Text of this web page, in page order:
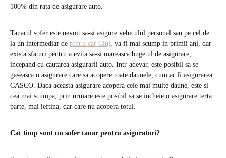
100% din rata de asigurare auto.
Tanarul sofer este nevoit sa-si asigure vehiculul personal sau pe cel de
la un intermediar de rent a car Cluj, va fi mai scump in primii ani, dar
exista sfaturi pentru a evita sa-si mareasca bugetul de asigurare,
incepand cu cautarea asigurarii auto. Intr-adevar, este posibil sa se
gaseasca o asigurare care sa acopere toate daunele, cum ar fi asigurarea
CASCO. Daca aceasta asigurare acopera cele mai multe daune, este si
cea mai scumpa, prin urmare este posibil sa se incheie o asigurare terta
parte, mai ieftina, dar care nu acopera totul.
Cat timp sunt un sofer tanar pentru asiguratori?